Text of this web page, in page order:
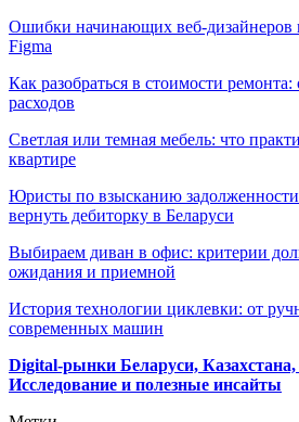
Ошибки начинающих веб-дизайнеров
Figma
Как разобраться в стоимости
расходов
Светлая или темная мебель: что
квартире
Юристы по взысканию
вернуть дебиторку в Беларуси
Выбираем диван в офис: критерии
ожидания и приемной
История технологии циклевки: от
современных машин
Digital-рынки Беларуси, Казахстана,
Исследование и полезные инсайты